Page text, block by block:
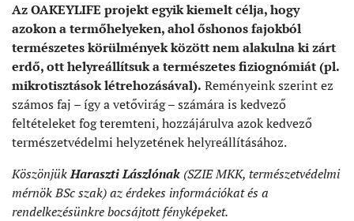
Az OAKEYLIFE projekt egyik kiemelt célja, hogy
azokon a termőhelyeken, ahol őshonos fajokból
természetes körülmények között nem alakulna ki zárt
erdő, ott helyreállítsuk a természetes fiziognómiát (pl.
mikrotisztások létrehozásával). Reményeink szerint ez
számos faj – így a vetővirág – számára is kedvező
feltételeket fog teremteni, hozzájárulva azok kedvező
természetvédelmi helyzetének helyreállításához.
KöszönjükHaraszti Lászlónak (SZIE MKK, természetvédelmi
mérnök BSc szak) az érdekes információkat és a
rendelkezésünkre bocsájtott fényképeket.